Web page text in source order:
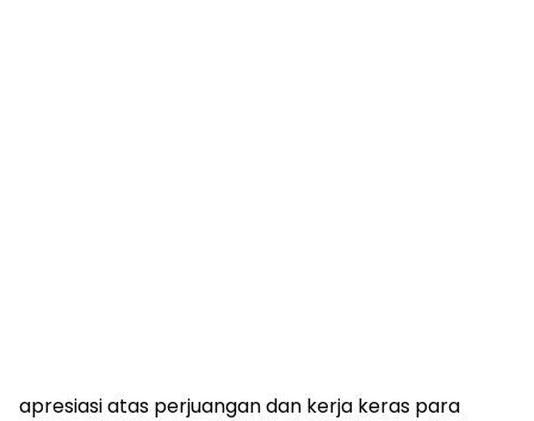
apresiasi atas perjuangan dan kerja keras para